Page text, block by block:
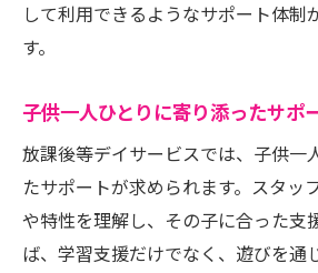
して利用できるようなサポート体制
す。
子供一人ひとりに寄り添ったサポ
放課後等デイサービスでは、子供一
たサポートが求められます。スタッ
や特性を理解し、その子に合った支
ば、学習支援だけでなく、遊びを通